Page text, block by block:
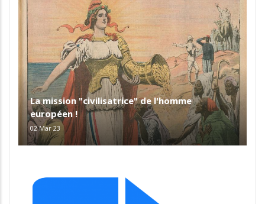
La mission "civilisatrice" de l'homme
européen !
02 Mar 23